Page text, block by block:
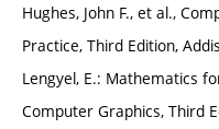
Hughes, John F., et al.,
Practice, Third Edition,
Lengyel, E.: Mathematics
Computer Graphics, Third